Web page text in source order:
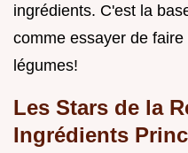
ingrédients. C'est la
comme essayer de
légumes!
Les Stars de la
Ingrédients